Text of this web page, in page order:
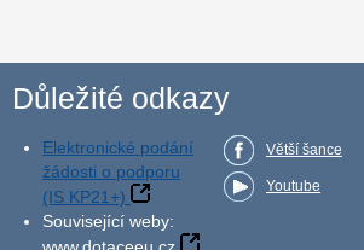
Důležité odkazy
Elektronické podání
žádosti o podporu
(IS KP21+)
Související weby:
Větší šance
Youtube